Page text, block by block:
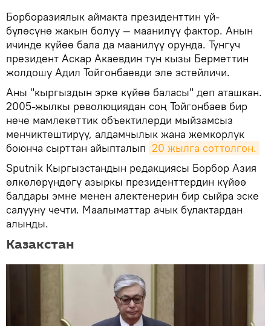
Борборазиялык аймакта президенттин үй-
бүлөсүнө жакын болуу — маанилүү фактор. Анын
ичинде күйөө бала да маанилүү орунда. Тунгуч
президент Аскар Акаевдин тун кызы Берметтин
жолдошу Адил Тойгонбаевди эле эстейличи.
Аны "кыргыздын эрке күйөө баласы" деп аташкан.
2005-жылкы революциядан соң Тойгонбаев бир
нече мамлекеттик объектилерди мыйзамсыз
менчиктештирүү, алдамчылык жана жемкорлук
боюнча сырттан айыпталып 20 жылга соттолгон.
Sputnik Кыргызстандын редакциясы Борбор Азия
өлкөлөрүндөгү азыркы президенттердин күйөө
балдары эмне менен алектенерин бир сыйра эске
салууну чечти. Маалыматтар ачык булактардан
алынды.
Казакстан